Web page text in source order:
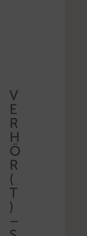
V
E
R
H
Ö
R
(
T
)
–